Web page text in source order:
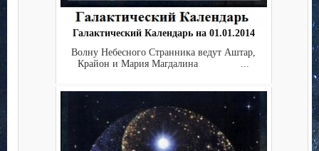
Галактический Календарь на 01.01.2014
Волну Небесного Странника ведут Аштар,
Крайон и Мария Магдалина ...